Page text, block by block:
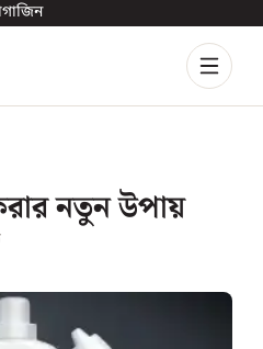
করার নতুন উপায়